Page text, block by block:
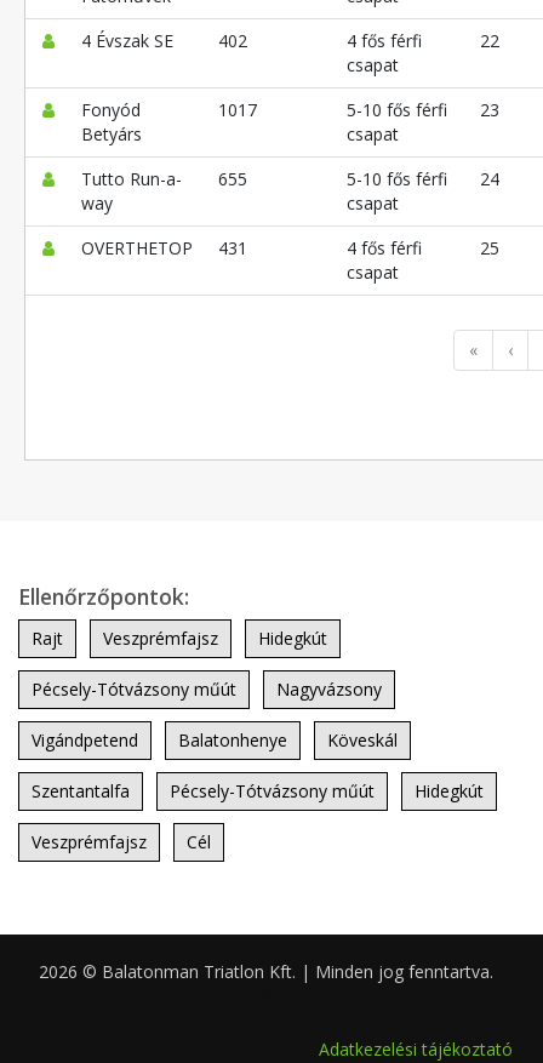
4 Évszak SE
402
4 fős férfi
csapat
22
Fonyód
Betyárs
1017
5-10 fős férfi
csapat
23
Tutto Run-a-
way
655
5-10 fős férfi
csapat
24
OVERTHETOP 431
4 fős férfi
csapat
25
« ‹
Ellenőrzőpontok:
Rajt Veszprémfajsz Hidegkút
Pécsely-Tótvázsony műút Nagyvázsony
Vigándpetend Balatonhenye Köveskál
Szentantalfa Pécsely-Tótvázsony műút Hidegkút
Veszprémfajsz Cél
2026 © Balatonman Triatlon Kft. | Minden jog fenntartva.
Adatkezelési tájékoztató